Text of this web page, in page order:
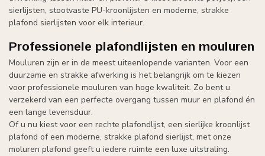
sierlijsten, stootvaste PU-kroonlijsten en moderne, strakke
plafond sierlijsten voor elk interieur.
Professionele plafondlijsten en mouluren
Mouluren zijn er in de meest uiteenlopende varianten. Voor een
duurzame en strakke afwerking is het belangrijk om te kiezen
voor professionele mouluren van hoge kwaliteit. Zo bent u
verzekerd van een perfecte overgang tussen muur en plafond én
een lange levensduur.
Of u nu kiest voor een rechte plafondlijst, een sierlijke kroonlijst
plafond of een moderne, strakke plafond sierlijst, met onze
moluren plafond geeft u iedere ruimte een luxe uitstraling.